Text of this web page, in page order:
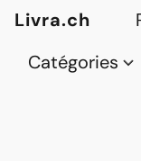
Livra.ch
Catégories